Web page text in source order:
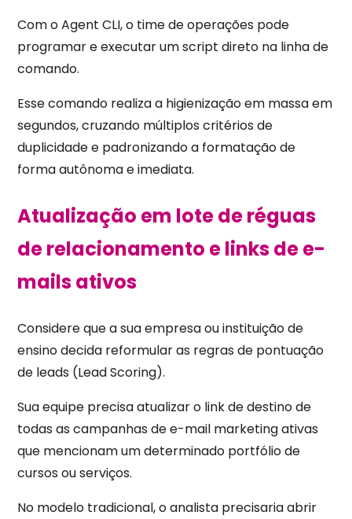
Com o Agent CLI, o time de operações pode
programar e executar um script direto na linha de
comando.
Esse comando realiza a higienização em massa em
segundos, cruzando múltiplos critérios de
duplicidade e padronizando a formatação de
forma autônoma e imediata.
Atualização em lote de réguas
de relacionamento e links de e-
mails ativos
Considere que a sua empresa ou instituição de
ensino decida reformular as regras de pontuação
de leads (Lead Scoring).
Sua equipe precisa atualizar o link de destino de
todas as campanhas de e-mail marketing ativas
que mencionam um determinado portfólio de
cursos ou serviços.
No modelo tradicional, o analista precisaria abrir